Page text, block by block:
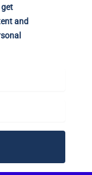
and